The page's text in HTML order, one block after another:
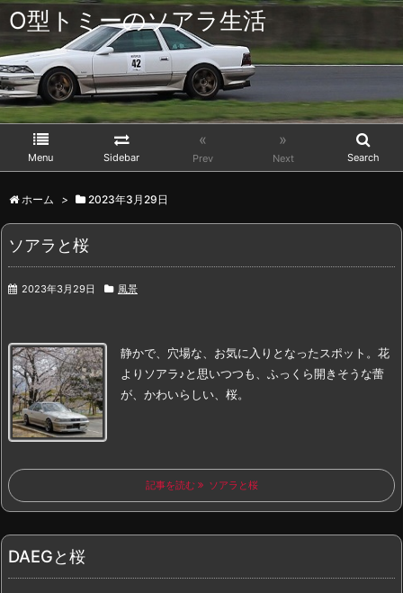
O型トミーのソアラ生活
Menu Sidebar
«
Prev
»
Next Search
ホーム > 2023年3月29日
ソアラと桜
2023年3月29日 風景
静かで、穴場な、お気に入りとなったスポット。 花
より ソアラ♪ と思いつつも、 ふっくら開きそうな蕾
が、かわいらしい、桜。
記事を読む ソアラと桜
DAEGと桜